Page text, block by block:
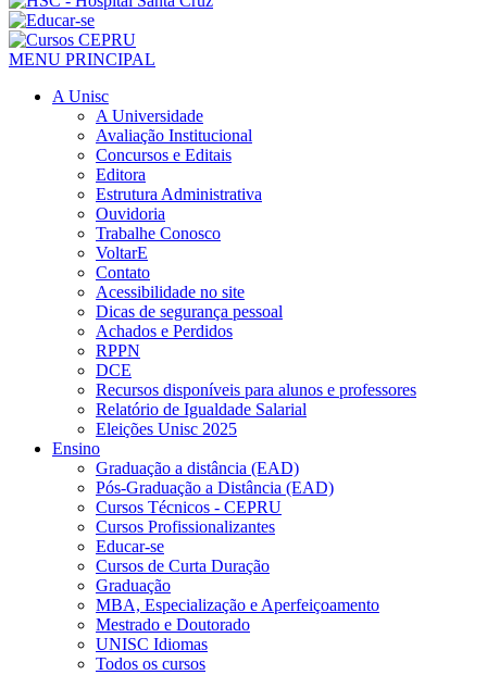
MENU PRINCIPAL
A Unisc
A Universidade
Avaliação Institucional
Concursos e Editais
Editora
Estrutura Administrativa
Ouvidoria
Trabalhe Conosco
VoltarE
Contato
Acessibilidade no site
Dicas de segurança pessoal
Achados e Perdidos
RPPN
DCE
Recursos disponíveis para alunos e professores
Relatório de Igualdade Salarial
Eleições Unisc 2025
Ensino
Graduação a distância (EAD)
Pós-Graduação a Distância (EAD)
Cursos Técnicos - CEPRU
Cursos Profissionalizantes
Educar-se
Cursos de Curta Duração
Graduação
MBA, Especialização e Aperfeiçoamento
Mestrado e Doutorado
UNISC Idiomas
Todos os cursos